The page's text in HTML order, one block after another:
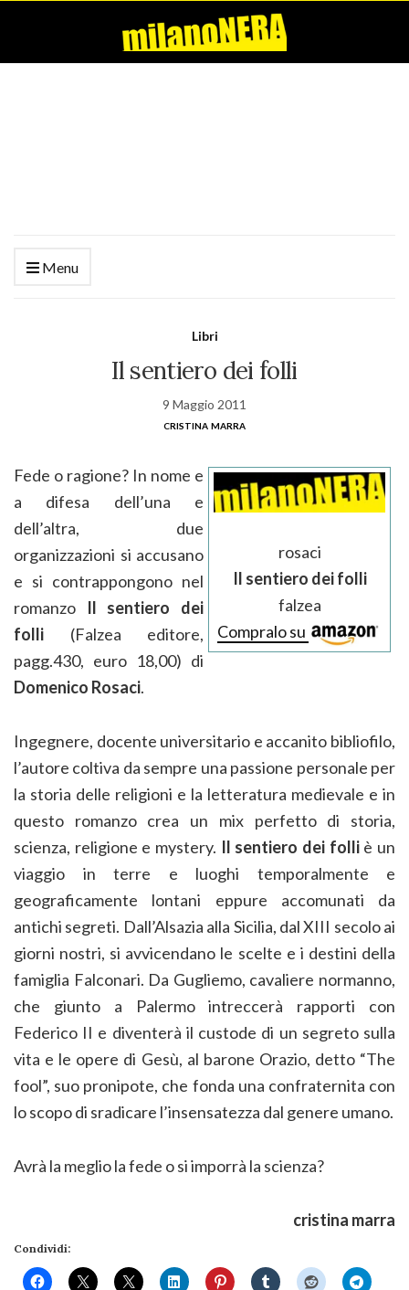
Menu
Libri
Il sentiero dei folli
9 Maggio 2011
cristina marra
rosaci
Il sentiero dei folli
falzea
Compralo su
Fede o ragione? In nome e
a difesa dell’una e
dell’altra, due
organizzazioni si accusano
e si contrappongono nel
romanzo
Il sentiero dei
folli (Falzea editore,
pagg.430, euro 18,00) di
Domenico Rosaci.
Ingegnere, docente universitario e accanito bibliofilo,
l’autore coltiva da sempre una passione personale per
la storia delle religioni e la letteratura medievale e in
questo romanzo crea un mix perfetto di storia,
scienza, religione e mystery. Il sentiero dei folliè un
viaggio in terre e luoghi temporalmente e
geograficamente lontani eppure accomunati da
antichi segreti. Dall’Alsazia alla Sicilia, dal XIII secolo ai
giorni nostri, si avvicendano le scelte e i destini della
famiglia Falconari. Da Gugliemo, cavaliere normanno,
che giunto a Palermo intreccerà rapporti con
Federico II e diventerà il custode di un segreto sulla
vita e le opere di Gesù, al barone Orazio, detto “The
fool”, suo pronipote, che fonda una confraternita con
lo scopo di sradicare l’insensatezza dal genere umano.
Avrà la meglio la fede o si imporrà la scienza?
cristina marra
Condividi: